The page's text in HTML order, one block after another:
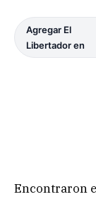
Agregar El
Libertador en
Encontraron